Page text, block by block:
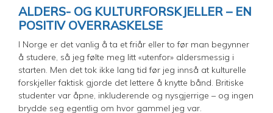
ALDERS- OG KULTURFORSKJELLER – EN
POSITIV OVERRASKELSE
I Norge er det vanlig å ta et friår eller to før man begynner
å studere, så jeg følte meg litt «utenfor» aldersmessig i
starten. Men det tok ikke lang tid før jeg innså at kulturelle
forskjeller faktisk gjorde det lettere å knytte bånd. Britiske
studenter var åpne, inkluderende og nysgjerrige – og ingen
brydde seg egentlig om hvor gammel jeg var.